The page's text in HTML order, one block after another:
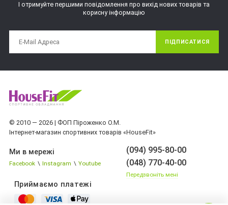
І отримуйте першими повідомлення про вихід нових товарів та
корисну інформацію
ПІДПИСАТИСЯ
© 2010 — 2026 | ФОП Піроженко О.М.
Інтернет-магазин спортивних товарів «HouseFit»
(094) 995-80-00
(048) 770-40-00
Передзвоніть мені
Ми в мережі
Facebook \ Instagram \ Youtube
Приймаємо платежі